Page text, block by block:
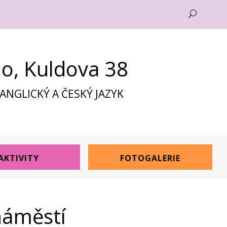
U
Kuldova 38
A ČESKÝ JAZYK
FOTOGALERIE